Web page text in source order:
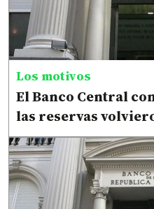
Los motivos
El Banco Central
las reservas